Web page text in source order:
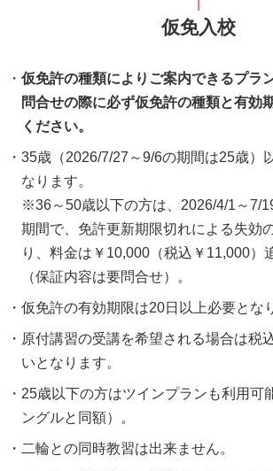
仮免入校
仮免許の種類によりご案内できるプラ
問合せの際に必ず仮免許の種類と有効
ください。
35歳（2026/7/27～9/6の期間は25歳）
なります。
※36～50歳以下の方は、2026/4/1～7/
期間で、免許更新期限切れによる失効
り、料金は￥10,000（税込￥11,000）
（保証内容は要問合せ）。
仮免許の有効期限は20日以上必要とな
原付講習の受講を希望される場合は税
いとなります。
25歳以下の方はツインプランも利用可
ングルと同額）。
二輪との同時教習は出来ません。